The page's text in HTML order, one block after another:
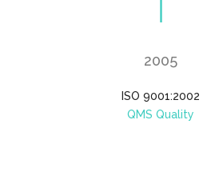
2005
ISO 9001:2002
QMS Quality